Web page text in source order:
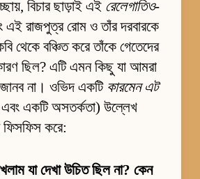
বিচার ছাড়াই এই রেলেগাতিও-
এই রাজপুত্র রোম ও তাঁর দরবারকে
থেকে বঞ্চিত করে তাঁকে গেতেদের
ছিল? এটি এমন কিছু যা আমরা
না। ওভিদ একটি কারমেন এট
একটি অসতর্কতা) উল্লেখ
করে:
যা দেখা উচিত ছিল না? কেন